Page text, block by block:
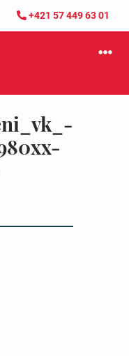
+421 57 449 63 01